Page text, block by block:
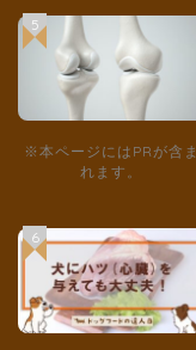
※本ページにはPRが含ま
れます。
5
6